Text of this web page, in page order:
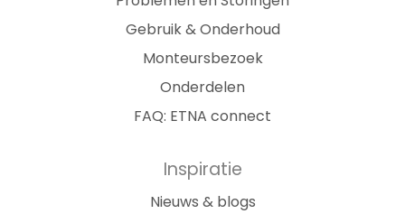
Gebruik & Onderhoud
Monteursbezoek
Onderdelen
FAQ: ETNA connect
Inspiratie
Nieuws & blogs